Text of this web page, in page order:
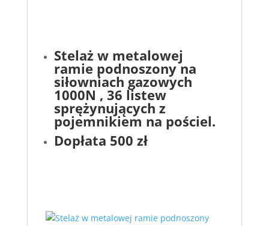
Stelaż w metalowej
ramie podnoszony na
siłowniach gazowych
1000N , 36 listew
sprężynujących z
pojemnikiem na pościel.
Dopłata 500 zł